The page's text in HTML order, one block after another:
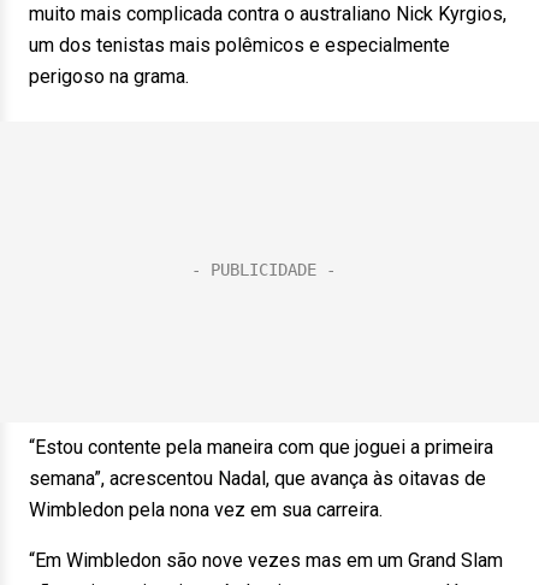
muito mais complicada contra o australiano Nick Kyrgios,
um dos tenistas mais polêmicos e especialmente
perigoso na grama.
“Estou contente pela maneira com que joguei a primeira
semana”, acrescentou Nadal, que avança às oitavas de
Wimbledon pela nona vez em sua carreira.
“Em Wimbledon são nove vezes mas em um Grand Slam